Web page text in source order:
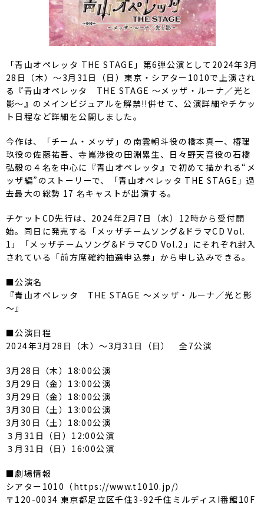
「青山オペレッタ THE STAGE」第6弾公演として2024年3月
28日（木）～3月31日（日）東京・シアター1010で上演され
る『青山オペレッタ THE STAGE ～メッザ・ルーナ／光と
影～』のメインビジュアルを解禁!!併せて、公演詳細やチケッ
ト日程など詳細を公開しました。
今作は、「チーム・メッザ」の南雲朝斗役の橋本真一、椿理
玖役の佐藤祐吾、寺嶌渉役の田淵累生、日々野天音役の石橋
弘毅の４名を中心に『青山オペレッタ』で初めて描かれる“メ
ッザ編”のストーリーで、「青山オペレッタ THE STAGE」過
去最大の総勢 17 名キャストが出演する。
チケットCD先行は、2024年2月7日（水）12時から受付開
始。同日に発売する「メッザチームソング&ドラマCD Vol.
1」「メッザチームソング&ドラマCD Vol.2」にそれぞれ封入
されている「前方席確約抽選申込券」から申し込みできる。
■公演名
『青山オペレッタ THE STAGE ～メッザ・ルーナ／光と影
～』
■公演日程
2024年3月28日（木）～3月31日（日） 全7公演
3月28日（木）18:00公演
3月29日（金）13:00公演
3月29日（金）18:00公演
3月30日（土）13:00公演
3月30日（土）18:00公演
３月31日（日）12:00公演
３月31日（日）16:00公演
■劇場情報
シアター1010（https://www.t1010.jp/）
〒120-0034 東京都足立区千住3-92千住ミルディスI番館10F